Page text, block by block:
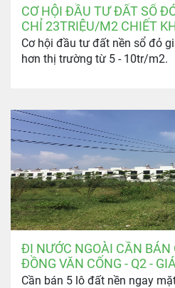
CƠ HỘI ĐẦU TƯ ĐẤT SỔ
CHỈ 23TRIỆU/M2 CHIẾT
Cơ hội đầu tư đất nền sổ đỏ
hơn thị trường từ 5 - 10tr/m2.
ĐI NƯỚC NGOÀI CẦN BÁN
ĐỒNG VĂN CỐNG - Q2 -
KẾT MỀM NHẤT THỊ
Cần bán 5 lô đất nền ngay